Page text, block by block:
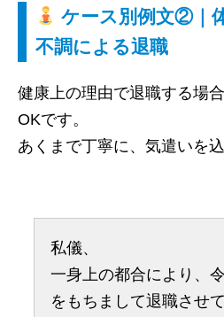
ケース別例文②｜
不調による退職
健康上の理由で退職する場
OKです。
あくまで丁寧に、気遣いを込
私儀、
一身上の都合により
をもちまして退職させ